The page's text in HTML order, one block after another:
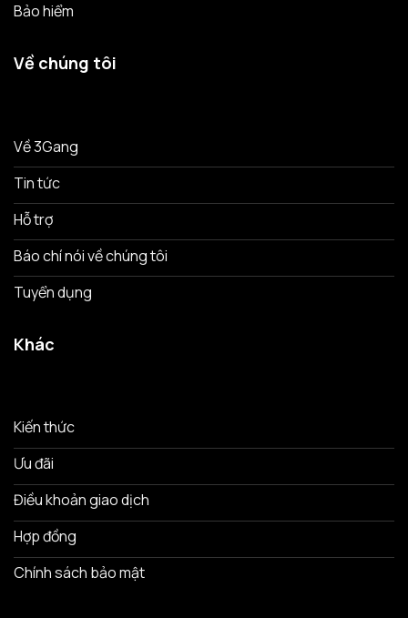
Bảo hiểm
Về chúng tôi
Về 3Gang
Tin tức
Hỗ trợ
Báo chí nói về chúng tôi
Tuyển dụng
Khác
Kiến thức
Ưu đãi
Điều khoản giao dịch
Hợp đồng
Chính sách bảo mật